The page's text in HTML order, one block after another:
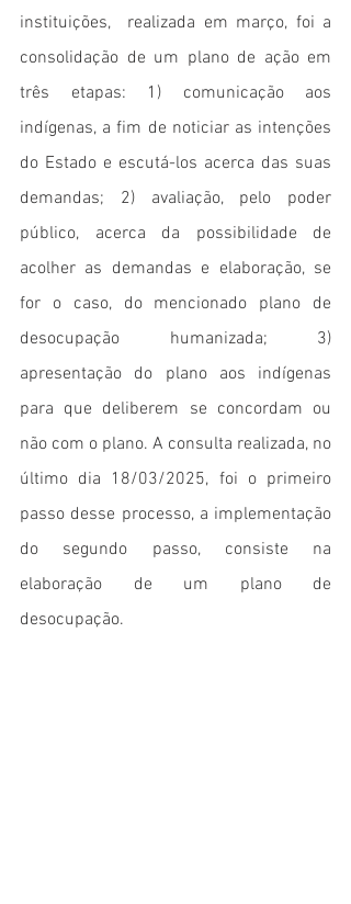
instituições,  realizada em março, foi a
consolidação de um plano de ação em
três etapas: 1) comunicação aos
indígenas, a fim de noticiar as intenções
do Estado e escutá-los acerca das suas
demandas; 2) avaliação, pelo poder
público, acerca da possibilidade de
acolher as demandas e elaboração, se
for o caso, do mencionado plano de
desocupação humanizada; 3)
apresentação do plano aos indígenas
para que deliberem se concordam ou
não com o plano. A consulta realizada, no
último dia 18/03/2025, foi o primeiro
passo desse processo, a implementação
do segundo passo, consiste na
elaboração de um plano de
desocupação.